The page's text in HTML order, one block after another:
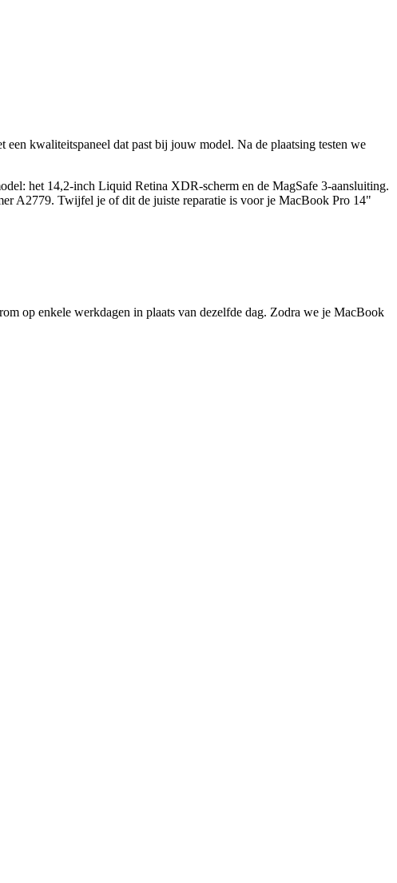
kwaliteitspaneel dat past bij jouw model. Na de plaatsing testen we
het 14,2-inch Liquid Retina XDR-scherm en de MagSafe 3-aansluiting.
A2779. Twijfel je of dit de juiste reparatie is voor je MacBook Pro 14"
op enkele werkdagen in plaats van dezelfde dag. Zodra we je MacBook